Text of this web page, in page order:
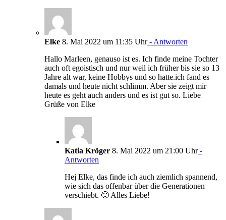
Elke 8. Mai 2022 um 11:35 Uhr- Antworten
Hallo Marleen, genauso ist es. Ich finde meine Tochter
auch oft egoistisch und nur weil ich früher bis sie so 13
Jahre alt war, keine Hobbys und so hatte.ich fand es
damals und heute nicht schlimm. Aber sie zeigt mir
heute es geht auch anders und es ist gut so. Liebe
Grüße von Elke
Katia Kröger 8. Mai 2022 um 21:00 Uhr-
Antworten
Hej Elke, das finde ich auch ziemlich spannend,
wie sich das offenbar über die Generationen
verschiebt. 🙂 Alles Liebe!